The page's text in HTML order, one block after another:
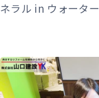
ネラル in ウォータ